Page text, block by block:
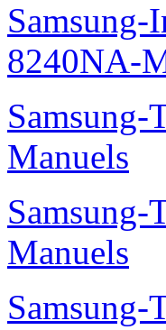
8240NA-
Manuels
Manuels